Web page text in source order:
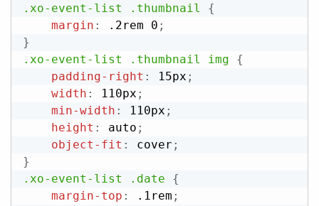
.xo-event-list .thumbnail
{
margin : .2rem 0 ;
}
.xo-event-list .thumbnail img
{
padding-right : 15px ;
width : 110px ;
min-width : 110px ;
height : auto ;
object-fit : cover ;
}
.xo-event-list .date
{
margin-top : .1rem ;